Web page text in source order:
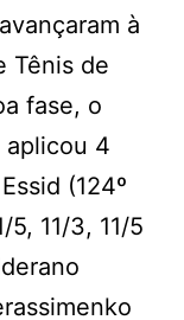
à
Tênis de
fase, o
aplicou 4
(124º
11/3, 11/5